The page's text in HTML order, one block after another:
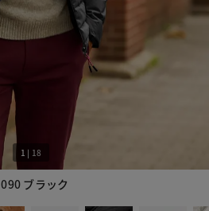
090 ブラック
1 | 18
1